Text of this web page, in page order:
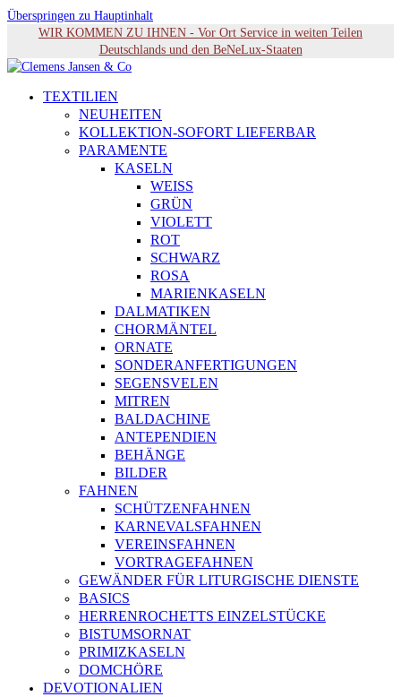
Überspringen zu Hauptinhalt
WIR KOMMEN ZU IHNEN - Vor Ort Service in weiten Teilen
Deutschlands und den BeNeLux-Staaten
TEXTILIEN
NEUHEITEN
KOLLEKTION-SOFORT LIEFERBAR
PARAMENTE
KASELN
WEISS
GRÜN
VIOLETT
ROT
SCHWARZ
ROSA
MARIENKASELN
DALMATIKEN
CHORMÄNTEL
ORNATE
SONDERANFERTIGUNGEN
SEGENSVELEN
MITREN
BALDACHINE
ANTEPENDIEN
BEHÄNGE
BILDER
FAHNEN
SCHÜTZENFAHNEN
KARNEVALSFAHNEN
VEREINSFAHNEN
VORTRAGEFAHNEN
GEWÄNDER FÜR LITURGISCHE DIENSTE
BASICS
HERRENROCHETTS EINZELSTÜCKE
BISTUMSORNAT
PRIMIZKASELN
DOMCHÖRE
DEVOTIONALIEN